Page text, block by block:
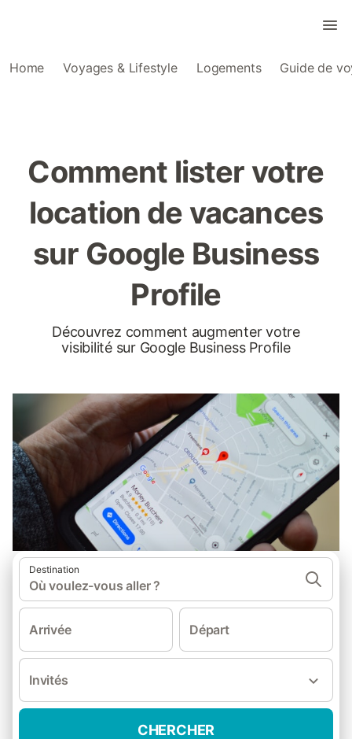
Home Voyages & Lifestyle Logements Guide de
Comment lister votre
location de vacances
sur Google Business
Profile
Découvrez comment augmenter votre
visibilité sur Google Business Profile
Destination
Où voulez-vous aller ?
Arrivée Départ
Invités
CHERCHER